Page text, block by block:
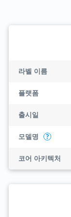
라벨 이름
플랫폼
출시일
모델명 ?
코어 아키텍처